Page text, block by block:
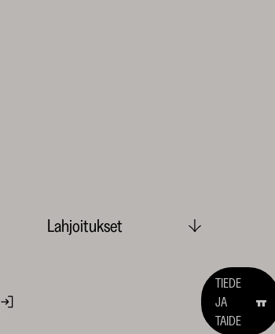
Lahjoitukset
TIEDE
JA
TAIDE